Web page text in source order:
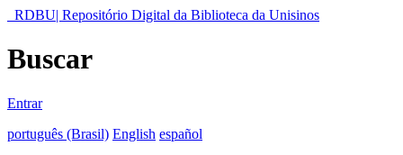
RDBU| Repositório Digital da Biblioteca da Unisinos
Buscar
Entrar
português (Brasil) English español